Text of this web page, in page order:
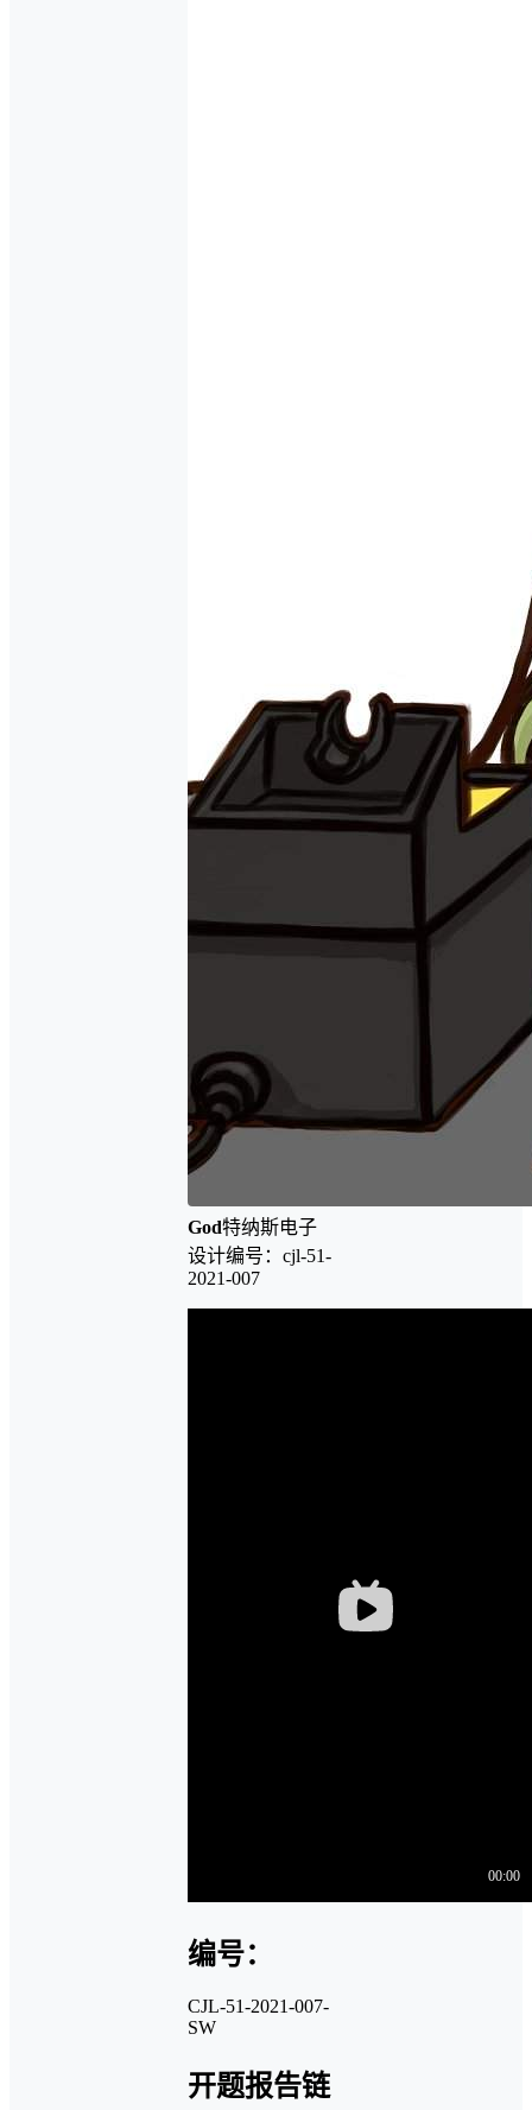
God特纳斯电子
设计编号：cjl-51-
2021-007
编号：
CJL-51-2021-007-
SW
开题报告链